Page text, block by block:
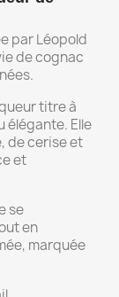
par Léopold
de cognac
titre à
élégante. Elle
de cerise et
et
se
en
marquée